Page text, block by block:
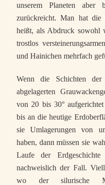
unserem Planeten
zurückreicht. Man hat
heißt, als Abdruck sowohl
trostlos
und Hainichen mehrfach
Wenn die Schichten
abgelagerten
von 20 bis 30°
bis an die heutige
sie Umlagerungen von
haben, dann müssen sie
Laufe der
nachweislich der Fall.
wo der silurische